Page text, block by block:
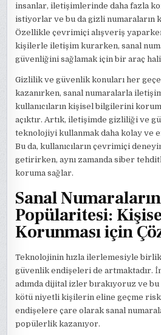
insanlar, iletişimlerinde daha fazla
istiyorlar ve bu da gizli numaraların
Özellikle çevrimiçi alışveriş
kişilerle iletişim kurarken, sanal
güvenliğini sağlamak için bir araç
Gizlilik ve güvenlik konuları her
kazanırken, sanal numaralarla
kullanıcıların kişisel bilgilerini
açıktır. Artık, iletişimde gizliliği ve
teknolojiyi kullanmak daha kolay ve
Bu da, kullanıcıların çevrimiçi
getirirken, aynı zamanda siber
koruma sağlar.
Sanal
Popülaritesi:
Korunması için
Teknolojinin hızla ilerlemesiyle
güvenlik endişeleri de artmaktadır.
adımda dijital izler bırakıyoruz ve
kötü niyetli kişilerin eline geçme
endişelere çare olarak sanal
popülerlik kazanıyor.